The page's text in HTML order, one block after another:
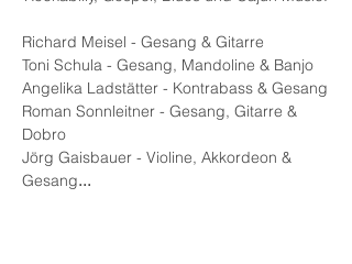
Richard Meisel - Gesang & Gitarre
Toni Schula - Gesang, Mandoline & Banjo
Angelika Ladstätter - Kontrabass & Gesang
Roman Sonnleitner - Gesang, Gitarre &
Dobro
Jörg Gaisbauer - Violine, Akkordeon &
Gesang...